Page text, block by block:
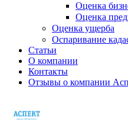
Оценка
Оценка
Оценка ущерба
Оспаривание
Статьи
О компании
Контакты
Отзывы о компании